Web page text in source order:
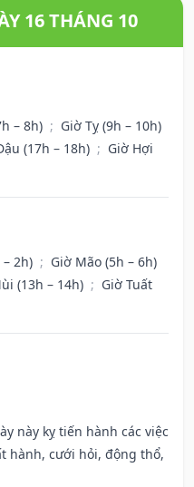
16 THÁNG 10
– 8h) ; Giờ Tỵ (9h – 10h)
(17h – 18h) ; Giờ Hợi
2h) ; Giờ Mão (5h – 6h)
(13h – 14h) ; Giờ Tuất
này kỵ tiến hành các việc
hành, cưới hỏi, động thổ,